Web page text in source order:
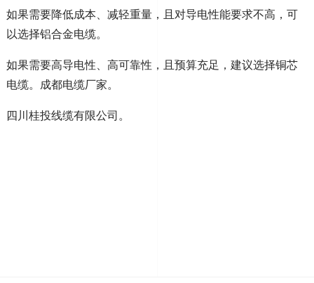
如果需要降低成本、减轻重量，且对导电性能要求不高，可
以选择铝合金电缆。
如果需要高导电性、高可靠性，且预算充足，建议选择铜芯
电缆。成都电缆厂家。
四川桂投线缆有限公司。